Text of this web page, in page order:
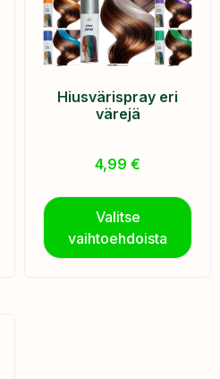
Hiusvärispray eri
värejä
4,99 €
Valitse
vaihtoehdoista